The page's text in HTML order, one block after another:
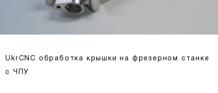
UkrCNC обработка крышки на фрезерном станке
с ЧПУ